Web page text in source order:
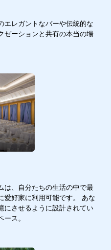
エレガントなバーや伝統的な
ゼーションと共有の本当の場
は、自分たちの生活の中で最
愛好家に利用可能です。 あな
にさせるように設計されてい
ス。